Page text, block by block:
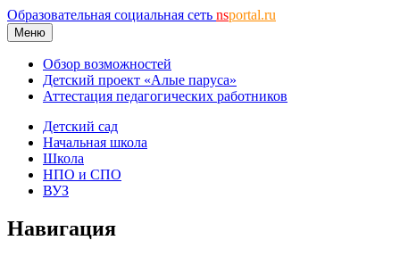
Образовательная социальная сеть nsportal.ru
Меню
Обзор возможностей
Детский проект «Алые паруса»
Аттестация педагогических работников
Детский сад
Начальная школа
Школа
НПО и СПО
ВУЗ
Навигация